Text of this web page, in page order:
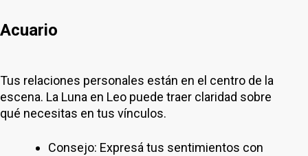
Acuario
Tus relaciones personales están en el centro de la
escena. La Luna en Leo puede traer claridad sobre
qué necesitas en tus vínculos.
Consejo: Expresá tus sentimientos con